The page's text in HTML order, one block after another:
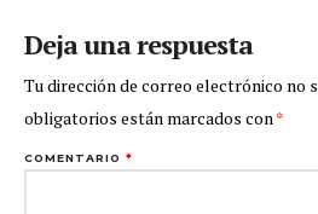
Deja una respuesta
Tu dirección de correo electrónico no
obligatorios están marcados con*
COMENTARIO *